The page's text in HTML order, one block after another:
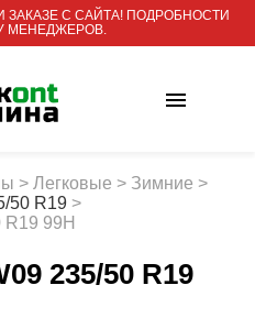
С САЙТА! ПОДРОБНОСТИ
МЕНЕДЖЕРОВ.
> Легковые > Зимние >
50 R19 >
R19 99H
235/50 R19